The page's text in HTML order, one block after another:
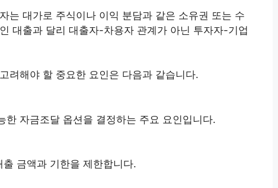
는 대가로 주식이나 이익 분담과 같은 소유권 또는 수
대출과 달리 대출자-차용자 관계가 아닌 투자자-기업
려해야 할 중요한 요인은 다음과 같습니다.
한 자금조달 옵션을 결정하는 주요 요인입니다.
금액과 기한을 제한합니다.